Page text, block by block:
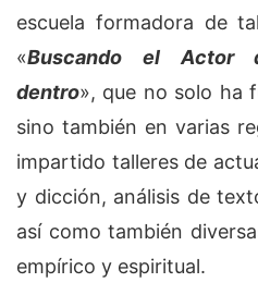
escuela formadora de
«Buscando el Actor
dentro», que no solo ha
sino también en varias
impartido talleres de
y dicción, análisis de
así como también
empírico y espiritual.